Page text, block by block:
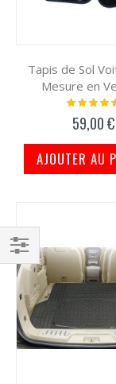
Tapis de Sol
Mesure en
Notation:
59,00 €
AJOUTER AU
Filtrer